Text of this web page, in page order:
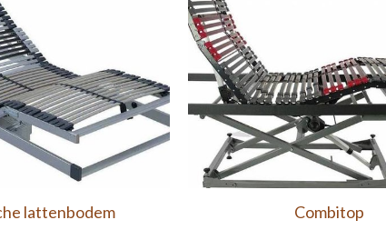
lattenbodem Combitop